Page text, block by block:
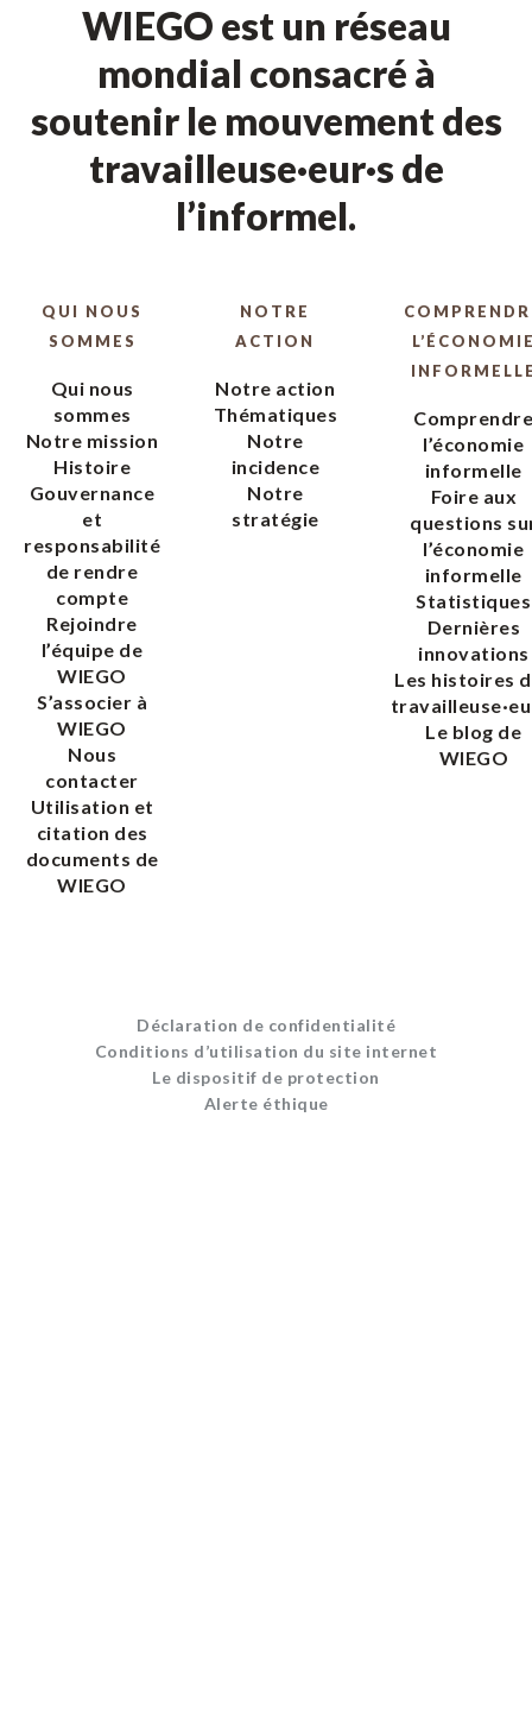
WIEGO est un réseau
mondial consacré à
soutenir le mouvement des
travailleuse·eur·s de
l’informel.
QUI NOUS
SOMMES
Qui nous
sommes
Notre mission
Histoire
Gouvernance
et
responsabilité
de rendre
compte
Rejoindre
l’équipe de
WIEGO
S’associer à
WIEGO
Nous
contacter
Utilisation et
citation des
documents de
WIEGO
NOTRE
ACTION
Notre action
Thématiques
Notre
incidence
Notre
stratégie
l’économie
informelle
Foire aux
questions
l’économie
informelle
Statistiques
Dernières
innovations
Les histoires
Le blog de
WIEGO
Déclaration de confidentialité
Conditions d’utilisation du site internet
Le dispositif de protection
Alerte éthique